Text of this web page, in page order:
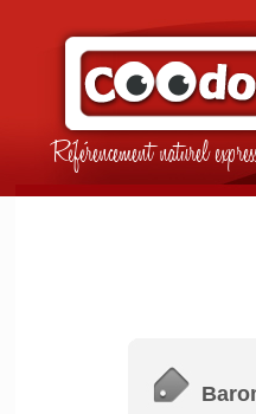
Référencement naturel